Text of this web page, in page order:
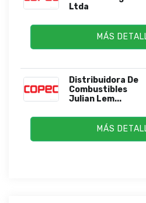
Ltda
MÁS
Distribuidora De
Combustibles
Julian Lem...
MÁS